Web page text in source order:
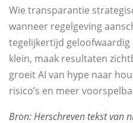
Wie transparantie
wanneer regelgeving
tegelijkertijd
klein, maak resultaten
groeit AI van hype naar
risico’s en meer